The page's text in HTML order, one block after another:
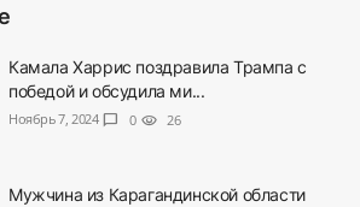
Камала Харрис поздравила Трампа с
победой и обсудила ми...
Ноябрь 7, 2024 chat_bubble 0 visibility 26
Мужчина из Карагандинской области